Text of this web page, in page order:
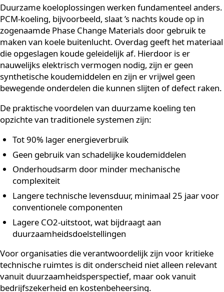
elektrisch vermogen. Ze zijn afhankelijk van
koudemiddelen die onder druk worden gezet en
ontspannen om warmte te transporteren. Dit proces
effectief, maar energie-intensief en vereist regelmatig
onderhoud aan compressoren, leidingen en
koudemiddelen. Bovendien bevatten veel traditionele
systemen synthetische koudemiddelen die schadelijk
Duurzame koeling: een ander principe
Duurzame koeloplossingen werken fundamenteel
PCM-koeling, bijvoorbeeld, slaat ’s nachts koude op in
zogenaamde Phase Change Materials door gebruik te
maken van koele buitenlucht. Overdag geeft het
die opgeslagen koude geleidelijk af. Hierdoor is er
nauwelijks elektrisch vermogen nodig, zijn er geen
synthetische koudemiddelen en zijn er vrijwel geen
bewegende onderdelen die kunnen slijten of defect
De praktische voordelen van duurzame koeling ten
opzichte van traditionele systemen zijn:
Tot 90% lager energieverbruik